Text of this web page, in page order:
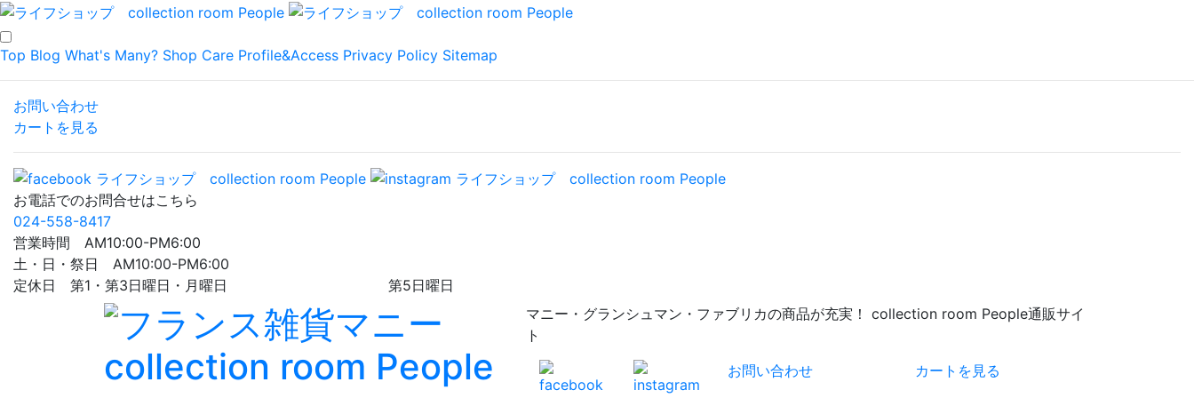
Top Blog What's Many? Shop Care Profile&Access Privacy Policy Sitemap
お問い合わせ
カートを見る
お電話でのお問合せはこちら
024-558-8417
営業時間 AM10:00-PM6:00
土・日・祭日 AM10:00-PM6:00
定休日 第1・第3日曜日・月曜日 第5日曜日
マニー・グランシュマン・ファブリカの商品が充実！ collection room People通販サイ
ト
お問い合わせ
カートを見る